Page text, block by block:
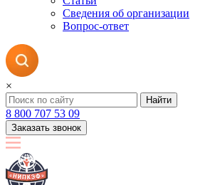
Сведения об организации
Вопрос-ответ
×
Найти
8 800 707 53 09
Заказать звонок